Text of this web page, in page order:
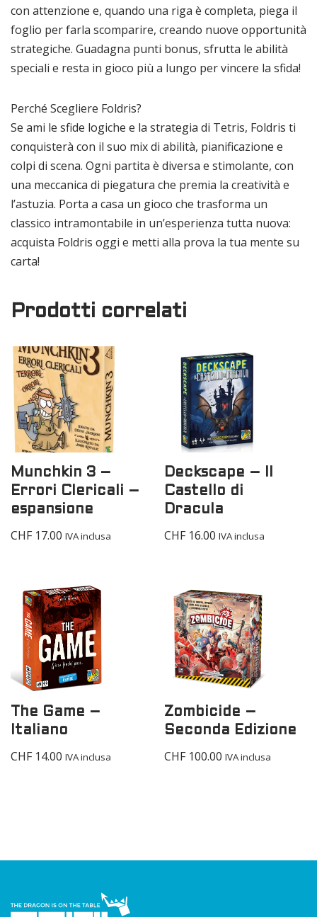
con attenzione e, quando una riga è completa, piega il
foglio per farla scomparire, creando nuove opportunità
strategiche. Guadagna punti bonus, sfrutta le abilità
speciali e resta in gioco più a lungo per vincere la sfida!
Perché Scegliere Foldris?
Se ami le sfide logiche e la strategia di Tetris, Foldris ti
conquisterà con il suo mix di abilità, pianificazione e
colpi di scena. Ogni partita è diversa e stimolante, con
una meccanica di piegatura che premia la creatività e
l’astuzia. Porta a casa un gioco che trasforma un
classico intramontabile in un’esperienza tutta nuova:
acquista Foldris oggi e metti alla prova la tua mente su
carta!
Prodotti correlati
Munchkin 3 –
Errori Clericali –
espansione
CHF17.00 IVA inclusa
Deckscape – Il
Castello di
Dracula
CHF16.00 IVA inclusa
The Game –
Italiano
CHF14.00 IVA inclusa
Zombicide –
Seconda Edizione
CHF100.00 IVA inclusa